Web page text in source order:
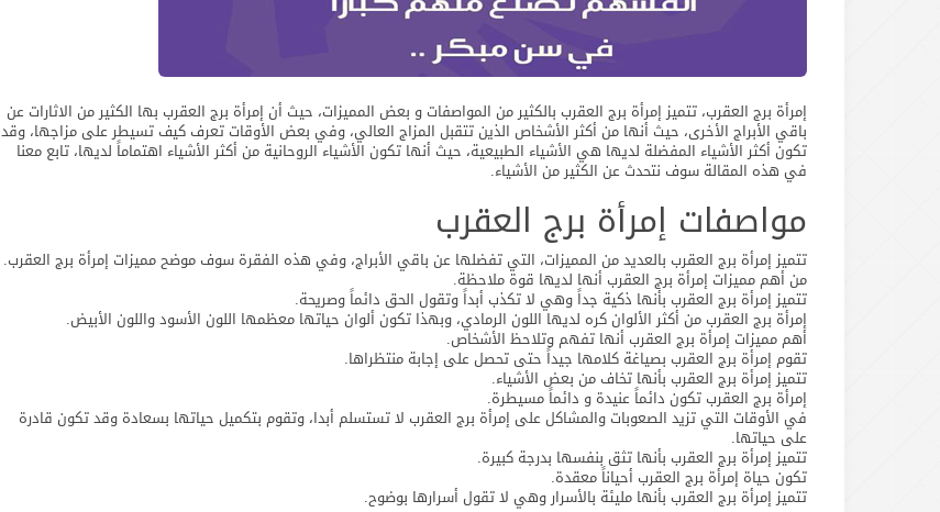
إمرأة برج العقرب، تتميز إمرأة برج العقرب بالكثير من المواصفات و بعض المميزات، حيث أن إمرأة برج العقرب بها الكثير من الاثارات عن
باقي الأبراج الأخرى، حيث أنها من أكثر الأشخاص الذين تتقبل المزاج العالي، وفي بعض الأوقات تعرف كيف تسيطر على مزاجها، وقد
تكون أكثر الأشياء المفضلة لديها هي الأشياء الطبيعية، حيث أنها تكون الأشياء الروحانية من أكثر الأشياء اهتماماً لديها، تابع معنا
في هذه المقالة سوف نتحدث عن الكثير من الأشياء.
مواصفات إمرأة برج العقرب
تتميز إمرأة برج العقرب بالعديد من المميزات، التي تفضلها عن باقي الأبراج، وفي هذه الفقرة سوف موضح مميزات إمرأة برج العقرب.
من أهم مميزات إمرأة برج العقرب أنها لديها قوة ملاحظة.
تتميز إمرأة برج العقرب بأنها ذكية جداً وهي لا تكذب أبداً وتقول الحق دائماً وصريحة.
إمرأة برج العقرب من أكثر الألوان كره لديها اللون الرمادي، وبهذا تكون ألوان حياتها معظمها اللون الأسود واللون الأبيض.
أهم مميزات إمرأة برج العقرب أنها تفهم وتلاحظ الأشخاص.
تقوم إمرأة برج العقرب بصياغة كلامها جيداً حتى تحصل على إجابة منتظراها.
تتميز إمرأة برج العقرب بأنها تخاف من بعض الأشياء.
إمرأة برج العقرب تكون دائماً عنيدة و دائماً مسيطرة.
في الأوقات التي تزيد الصعوبات والمشاكل على إمرأة برج العقرب لا تستسلم أبدا، وتقوم بتكميل حياتها بسعادة وقد تكون قادرة
على حياتها.
تتميز إمرأة برج العقرب بأنها تثق بنفسها بدرجة كبيرة.
تكون حياة إمرأة برج العقرب أحياناً معقدة.
تتميز إمرأة برج العقرب بأنها مليئة بالأسرار وهي لا تقول أسرارها بوضوح.